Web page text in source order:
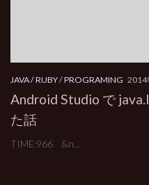
JAVA / RUBY/PROGRAMING 2014
Android Studio で
た話
TIME:966 &n...